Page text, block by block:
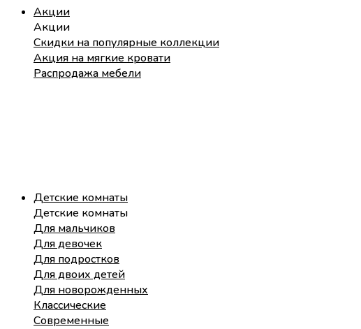
Акции
Акции
Скидки на популярные коллекции
Акция на мягкие кровати
Распродажа мебели
Детские комнаты
Детские комнаты
Для мальчиков
Для девочек
Для подростков
Для двоих детей
Для новорожденных
Классические
Современные